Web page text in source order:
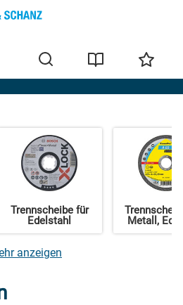
Trennscheibe für
Edelstahl
Metall,
anzeigen